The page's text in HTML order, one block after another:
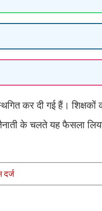
कर दी गई हैं। शिक्षकों
के चलते यह फैसला
दर्ज